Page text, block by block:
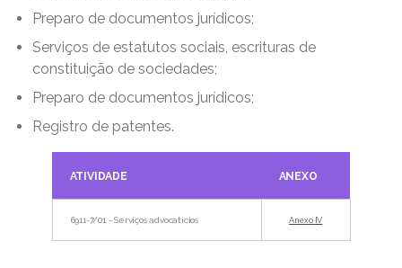
Preparo de documentos jurídicos;
Serviços de estatutos sociais, escrituras de
constituição de sociedades;
Preparo de documentos jurídicos;
Registro de patentes.
ATIVIDADE ANEXO
6911-7/01 - Serviços advocatícios Anexo IV